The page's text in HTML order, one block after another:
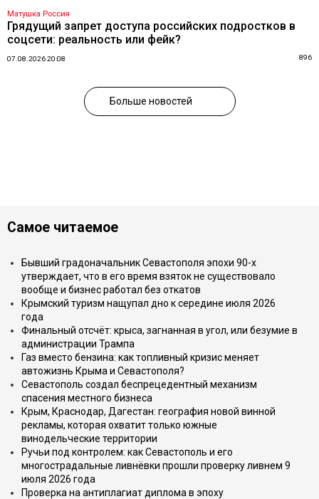
Матушка Россия
Грядущий запрет доступа российских подростков в
соцсети: реальность или фейк?
07.08.2026 20:08 896
Больше новостей
Самое читаемое
Бывший градоначальник Севастополя эпохи 90-х
утверждает, что в его время взяток не существовало
вообще и бизнес работал без откатов
Крымский туризм нащупал дно к середине июля 2026
года
Финальный отсчёт: крыса, загнанная в угол, или безумие в
администрации Трампа
Газ вместо бензина: как топливный кризис меняет
автожизнь Крыма и Севастополя?
Севастополь создал беспрецедентный механизм
спасения местного бизнеса
Крым, Краснодар, Дагестан: география новой винной
рекламы, которая охватит только южные
винодельческие территории
Ручьи под контролем: как Севастополь и его
многострадальные ливнёвки прошли проверку ливнем 9
июля 2026 года
Проверка на антиплагиат диплома в эпоху